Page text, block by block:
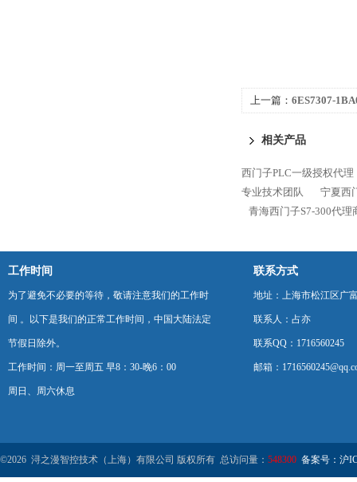
上一篇： 6ES7307-
相关产品
西门子PLC一级授权代理
专业技术团队
宁夏西
青海西门子S7-300代理
工作时间
为了避免不必要的等待，敬请注意我们的工作时
间 。以下是我们的正常工作时间，中国大陆法定
节假日除外。
工作时间：周一至周五 早8：30-晚6：00
周日、周六休息
联系方式
地址：上海市松江区广
联系人：占亦
联系QQ：1716560245
邮箱：
©2026 浔之漫智控技术（上海）有限公司 版权所有 总访问量： 548300 备案号：沪